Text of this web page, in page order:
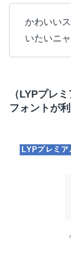
かわいい
いたいニャ
（LYPプレ
フォントが